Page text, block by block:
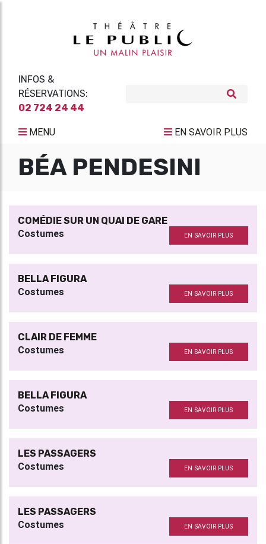
INFOS &
RÉSERVATIONS:
02 724 24 44
MENU EN SAVOIR PLUS
BÉA PENDESINI
COMÉDIE SUR UN QUAI DE GARE
Costumes EN SAVOIR PLUS
BELLA FIGURA
Costumes EN SAVOIR PLUS
CLAIR DE FEMME
Costumes EN SAVOIR PLUS
BELLA FIGURA
Costumes EN SAVOIR PLUS
LES PASSAGERS
Costumes EN SAVOIR PLUS
LES PASSAGERS
Costumes EN SAVOIR PLUS